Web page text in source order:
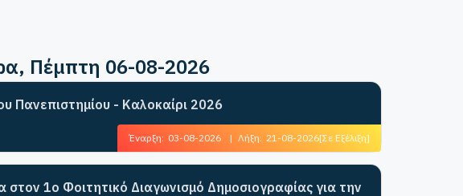
, Πέμπτη 06-08-2026
Πανεπιστημίου - Καλοκαίρι 2026
Έναρξη: 03-08-2026 | Λήξη: 21-08-2026[Σε Εξέλιξη]
στον 1ο Φοιτητικό Διαγωνισμό Δημοσιογραφίας για την